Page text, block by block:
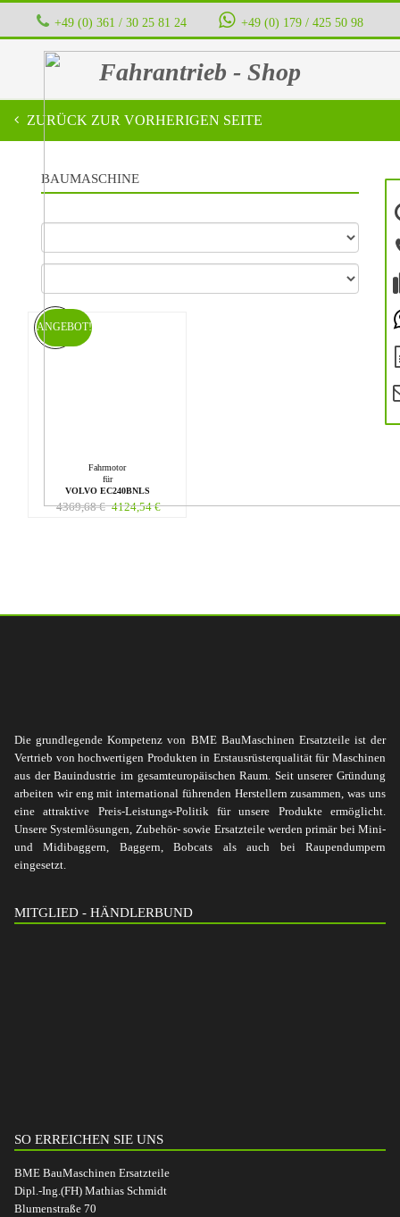
+49 (0) 361 / 30 25 81 24 ‭ ‭ ‭ ‭ +49 (0) 179 / 425 50 98
Fahrantrieb - Shop
ZURÜCK ZUR VORHERIGEN SEITE
BAUMASCHINE
Fahrmotor
für
VOLVO EC240BNLS
4369,68€ 4124,54€
ANGEBOT!
Die grundlegende Kompetenz von BME BauMaschinen Ersatzteile ist der
Vertrieb von hochwertigen Produkten in Erstausrüsterqualität für Maschinen
aus der Bauindustrie im gesamteuropäischen Raum. Seit unserer Gründung
arbeiten wir eng mit international führenden Herstellern zusammen, was uns
eine attraktive Preis-Leistungs-Politik für unsere Produkte ermöglicht.
Unsere Systemlösungen, Zubehör- sowie Ersatzteile werden primär bei Mini-
und Midibaggern, Baggern, Bobcats als auch bei Raupendumpern
eingesetzt.
MITGLIED - HÄNDLERBUND
SO ERREICHEN SIE UNS
BME BauMaschinen Ersatzteile
Dipl.-Ing.(FH) Mathias Schmidt
Blumenstraße 70